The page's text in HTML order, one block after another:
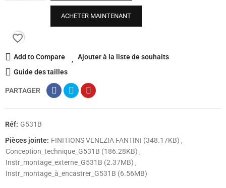
ACHETER MAINTENANT
favorite_border
Add to Compare
Ajouter à la liste de souhaits
Guide des tailles
PARTAGER
Réf: G531B
Pièces jointe: FINITIONS VENEZIA FANTINI (348.17KB)
Conception_technique_G531B (186.28KB)
Instr_montage_externe_G531B (2.37MB)
Instr_montage_à_encastrer_G531B (6.56MB)